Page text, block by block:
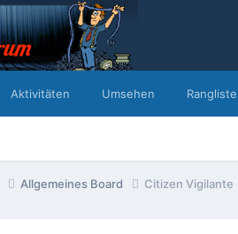
Aktivitäten Umsehen Rangliste
Allgemeines Board Citizen Vigilante